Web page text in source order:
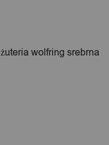
wolfring srebrna